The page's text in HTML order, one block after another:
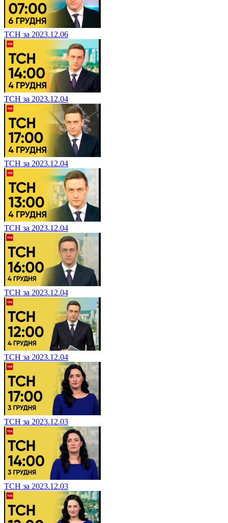
ТСН за 2023.12.06
ТСН за 2023.12.04
ТСН за 2023.12.04
ТСН за 2023.12.04
ТСН за 2023.12.04
ТСН за 2023.12.04
ТСН за 2023.12.03
ТСН за 2023.12.03